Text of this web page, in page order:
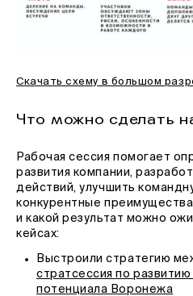
Скачать схему в большом
Что можно сделать
Рабочая сессия помогает
развития компании,
действий, улучшить
конкурентные
и какой результат можно
кейсах:
Выстроили стратегию
стратсессия по развитию
потенциала Воронежа